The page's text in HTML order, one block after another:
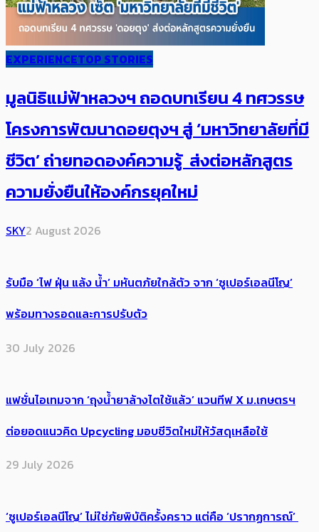
EXPERIENCETOP STORIES
มูลนิธิแม่ฟ้าหลวงฯ ถอดบทเรียน 4 ทศวรรษ
โครงการพัฒนาดอยตุงฯ สู่ ‘มหาวิทยาลัยที่มี
ชีวิต’ ถ่ายทอดองค์ความรู้ ส่งต่อหลักสูตร
ความยั่งยืนให้องค์กรยุคใหม่
SKY2 August 2026
รับมือ ‘ไฟ ฝุ่น แล้ง น้ำ’ มหันตภัยใกล้ตัว จาก ‘ซูเปอร์เอลนีโญ’
พร้อมทางรอดและการปรับตัว
30 July 2026
แฟชั่นไอเทมจาก ‘ถุงน้ำยาล้างไตใช้แล้ว’ แวนทีฟ X ม.เกษตรฯ
ต่อยอดแนวคิด Upcycling มอบชีวิตใหม่ให้วัสดุเหลือใช้
29 July 2026
‘ซูเปอร์เอลนีโญ’ ไม่ใช่ภัยพิบัติครั้งคราว แต่คือ ‘ปรากฏการณ์’ ​